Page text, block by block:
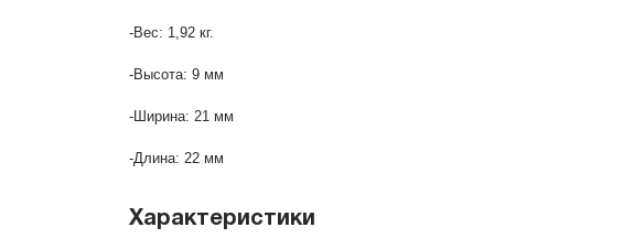
-Вес: 1,92 кг.
-Высота: 9 мм
-Ширина: 21 мм
-Длина: 22 мм
Характеристики